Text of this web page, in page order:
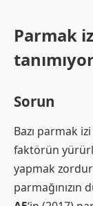
Parmak
Sorun
Bazı parmak
faktörün
yapmak
parmağınızın